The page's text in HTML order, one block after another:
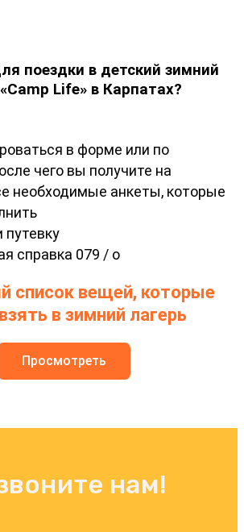
поездки в детский зимний
«Camp Life» в Карпатах?
в форме или по
чего вы получите на
необходимые анкеты, которые
путевку
справка 079 / о
список вещей, которые
в зимний лагерь
Просмотреть
нам!